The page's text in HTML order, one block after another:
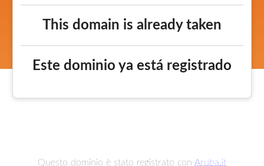
This domain is already taken
Este dominio ya está registrado
Questo dominio è stato registrato con Aruba.it